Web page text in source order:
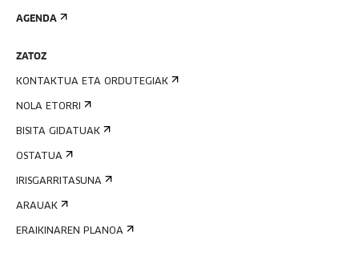
AGENDA
ZATOZ
KONTAKTUA ETA ORDUTEGIAK
NOLA ETORRI
BISITA GIDATUAK
OSTATUA
IRISGARRITASUNA
ARAUAK
ERAIKINAREN PLANOA